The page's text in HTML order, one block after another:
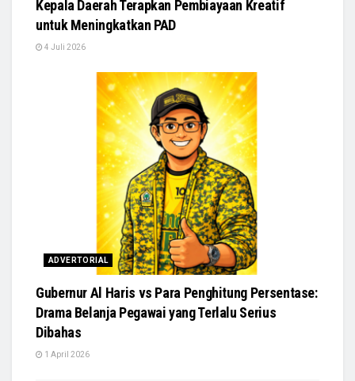
Kepala Daerah Terapkan Pembiayaan Kreatif
untuk Meningkatkan PAD
4 Juli 2026
ADVERTORIAL
Gubernur Al Haris vs Para Penghitung Persentase:
Drama Belanja Pegawai yang Terlalu Serius
Dibahas
1 April 2026